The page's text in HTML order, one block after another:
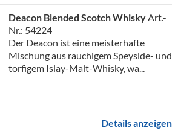
Deacon Blended Scotch WhiskyArt.-
Nr.: 54224
Der Deacon ist eine meisterhafte
Mischung aus rauchigem Speyside- und
torfigem Islay-Malt-Whisky, wa...
Details anzeigen